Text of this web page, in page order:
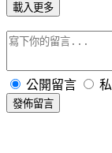
載入更多
公開留言
發佈留言